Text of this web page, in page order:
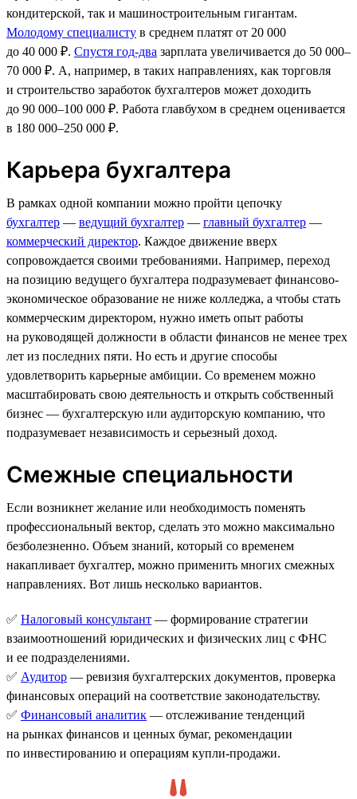
кондитерской, так и машиностроительным гигантам.
Молодому специалисту в среднем платят от 20 000
до 40 000 ₽. Спустя год-два зарплата увеличивается до 50 000–
70 000 ₽. А, например, в таких направлениях, как торговля
и строительство заработок бухгалтеров может доходить
до 90 000–100 000 ₽. Работа главбухом в среднем оценивается
в 180 000–250 000 ₽.
Карьера бухгалтера
В рамках одной компании можно пройти цепочку
бухгалтер — ведущий бухгалтер — главный бухгалтер —
коммерческий директор. Каждое движение вверх
сопровождается своими требованиями. Например, переход
на позицию ведущего бухгалтера подразумевает финансово-
экономическое образование не ниже колледжа, а чтобы стать
коммерческим директором, нужно иметь опыт работы
на руководящей должности в области финансов не менее трех
лет из последних пяти. Но есть и другие способы
удовлетворить карьерные амбиции. Со временем можно
масштабировать свою деятельность и открыть собственный
бизнес — бухгалтерскую или аудиторскую компанию, что
подразумевает независимость и серьезный доход.
Смежные специальности
Если возникнет желание или необходимость поменять
профессиональный вектор, сделать это можно максимально
безболезненно. Объем знаний, который со временем
накапливает бухгалтер, можно применить многих смежных
направлениях. Вот лишь несколько вариантов.
✅ Налоговый консультант — формирование стратегии
взаимоотношений юридических и физических лиц с ФНС
и ее подразделениями.
✅ Аудитор — ревизия бухгалтерских документов, проверка
финансовых операций на соответствие законодательству.
✅ Финансовый аналитик — отслеживание тенденций
на рынках финансов и ценных бумаг, рекомендации
по инвестированию и операциям купли-продажи.